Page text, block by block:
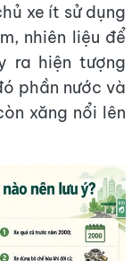
xe ít sử dụng
nhiên liệu để
ra hiện tượng
phần nước và
xăng nổi lên